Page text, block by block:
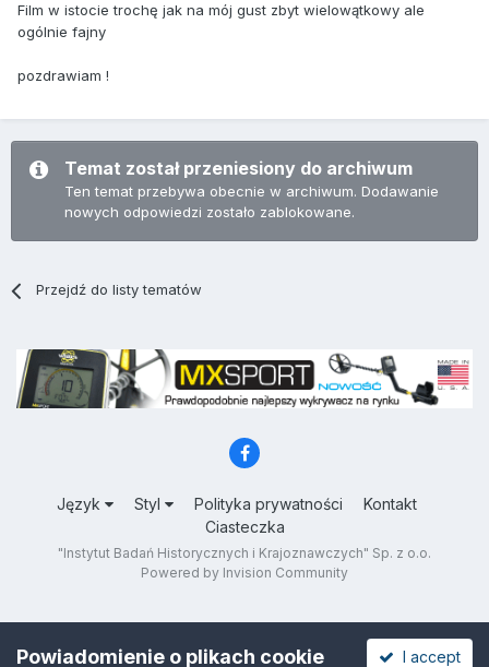
Film w istocie trochę jak na mój gust zbyt wielowątkowy ale
ogólnie fajny
pozdrawiam !
Temat został przeniesiony do archiwum
Ten temat przebywa obecnie w archiwum. Dodawanie
nowych odpowiedzi zostało zablokowane.
Przejdź do listy tematów
Język Styl Polityka prywatności
Kontakt
Ciasteczka
"Instytut Badań Historycznych i Krajoznawczych" Sp. z o.o.
Powered by Invision Community
Powiadomienie o plikach cookie I accept